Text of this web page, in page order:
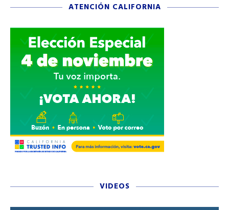
ATENCIÓN CALIFORNIA
VIDEOS